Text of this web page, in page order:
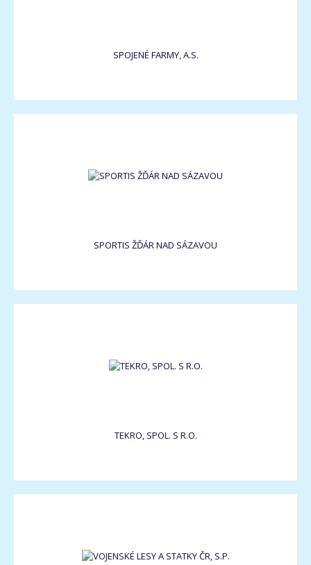
SPOJENÉ FARMY, A.S.
SPORTIS ŽĎÁR NAD SÁZAVOU
TEKRO, SPOL. S R.O.